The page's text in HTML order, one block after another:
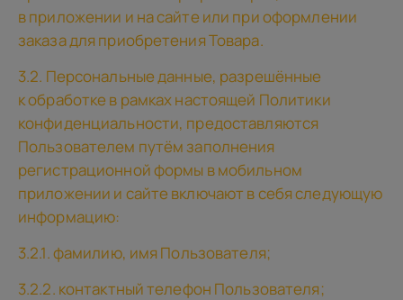
в приложении и на сайте или при оформлении
заказа для приобретения Товара.
3.2. Персональные данные, разрешённые
к обработке в рамках настоящей Политики
конфиденциальности, предоставляются
Пользователем путём заполнения
регистрационной формы в мобильном
приложении и сайте включают в себя следующую
информацию:
3.2.1. фамилию, имя Пользователя;
3.2.2. контактный телефон Пользователя;